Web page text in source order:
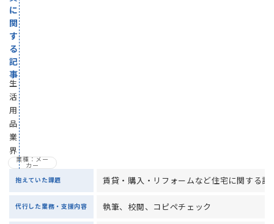
に
関
す
る
記
事
生
活
用
品
業
界
業種：メー
カー
貸・
入・
抱えていた課題 賃貸・購入・リフォームなど住宅に関する記
代行した業務・支援内容 執筆、校閲、コピペチェック